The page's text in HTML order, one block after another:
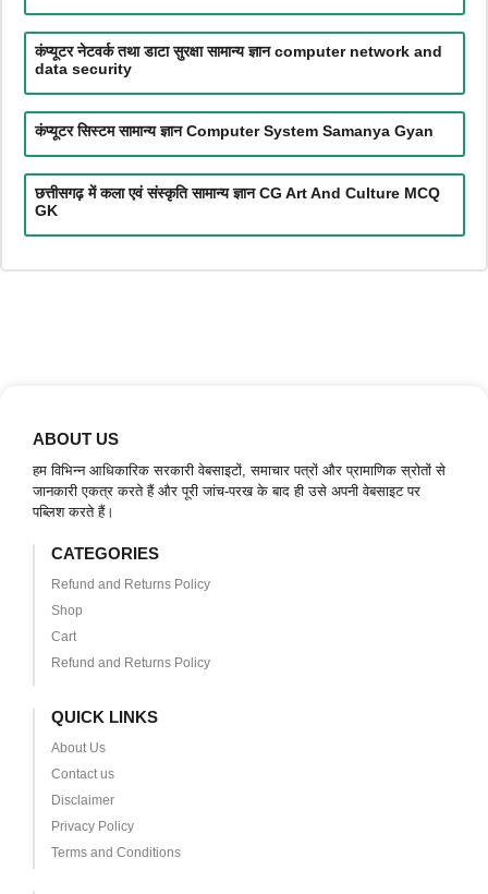
कंप्यूटर नेटवर्क तथा डाटा सुरक्षा सामान्य ज्ञान computer network and
data security
कंप्यूटर सिस्टम सामान्य ज्ञान Computer System Samanya Gyan
छत्तीसगढ़ में कला एवं संस्कृति सामान्य ज्ञान CG Art And Culture MCQ
GK
ABOUT US
हम विभिन्न आधिकारिक सरकारी वेबसाइटों, समाचार पत्रों और प्रामाणिक स्रोतों से
जानकारी एकत्र करते हैं और पूरी जांच-परख के बाद ही उसे अपनी वेबसाइट पर
पब्लिश करते हैं।
CATEGORIES
Refund and Returns Policy
Shop
Cart
Refund and Returns Policy
QUICK LINKS
About Us
Contact us
Disclaimer
Privacy Policy
Terms and Conditions